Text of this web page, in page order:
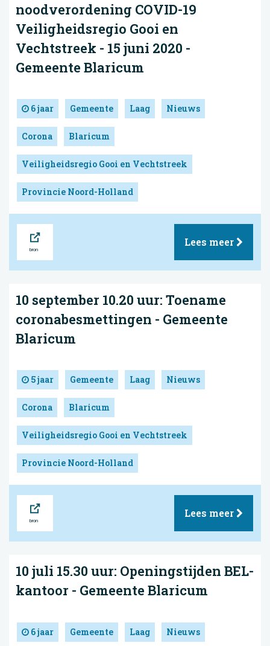
noodverordening COVID-19
Veiligheidsregio Gooi en
Vechtstreek - 15 juni 2020 -
Gemeente Blaricum
6 jaar Gemeente Laag Nieuws
Corona Blaricum
Veiligheidsregio Gooi en Vechtstreek
Provincie Noord-Holland
Lees meer
10 september 10.20 uur: Toename
coronabesmettingen - Gemeente
Blaricum
5 jaar Gemeente Laag Nieuws
Corona Blaricum
Veiligheidsregio Gooi en Vechtstreek
Provincie Noord-Holland
Lees meer
10 juli 15.30 uur: Openingstijden BEL-
kantoor - Gemeente Blaricum
6 jaar Gemeente Laag Nieuws